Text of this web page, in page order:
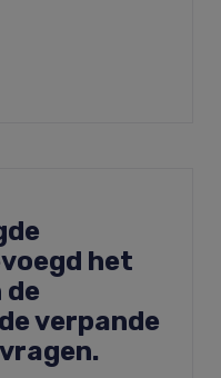
het
verpande